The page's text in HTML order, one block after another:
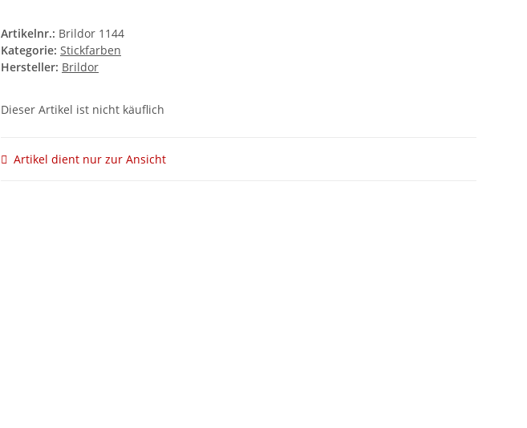
Artikelnr.: Brildor 1144
Kategorie: Stickfarben
Hersteller: Brildor
Dieser Artikel ist nicht käuflich
Artikel dient nur zur Ansicht